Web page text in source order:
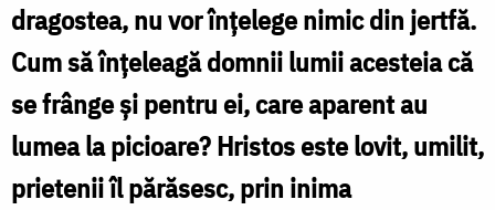
dragostea, nu vor înţelege nimic din jertfă.
Cum să înţeleagă domnii lumii acesteia că
se frânge şi pentru ei, care aparent au
lumea la picioare? Hristos este lovit, umilit,
prietenii îl părăsesc, prin inima